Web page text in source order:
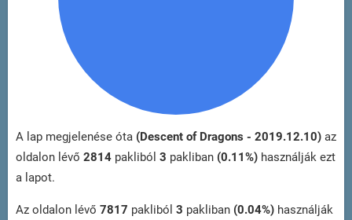
A lap megjelenése óta (Descent of Dragons - 2019.12.10) az
oldalon lévő 2814 pakliból 3 pakliban (0.11%) használják ezt
a lapot.
Az oldalon lévő 7817 pakliból 3 pakliban (0.04%) használják